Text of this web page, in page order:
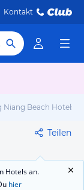
Kontakt
Niang Beach Hotels
Teilen
Hotels an.
hier